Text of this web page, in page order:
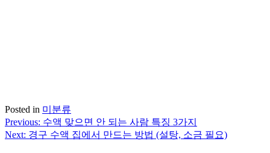
Posted in 미분류
글
내
Previous: 수액 맞으면 안 되는 사람 특징 3가지
Next: 경구 수액 집에서 만드는 방법 (설탕, 소금 필요)